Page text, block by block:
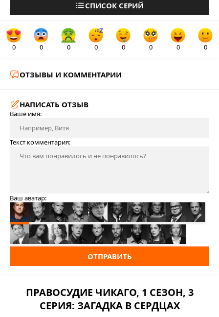
СПИСОК СЕРИЙ
0 0 0 0 0 0 0 0
ОТЗЫВЫ И КОММЕНТАРИИ
НАПИСАТЬ ОТЗЫВ
Ваше имя:
Текст комментария:
Ваш аватар:
ОТПРАВИТЬ
ПРАВОСУДИЕ ЧИКАГО, 1 СЕЗОН, 3
СЕРИЯ: ЗАГАДКА В СЕРДЦАХ